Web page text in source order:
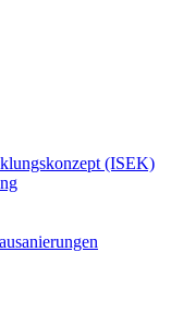
(ISEK)